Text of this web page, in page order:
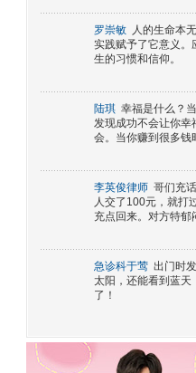
罗崇敏 人的生命本
实践赋予了它意义。
生的习惯和信仰。
陆琪 幸福是什么？
发现成功不会让你幸
会。当你赚到很多
李英俊律师 哥们充
人交了100元，就打
充点回来。对方特
急诊科于莺 出门时
太阳，还能看到蓝天
了！